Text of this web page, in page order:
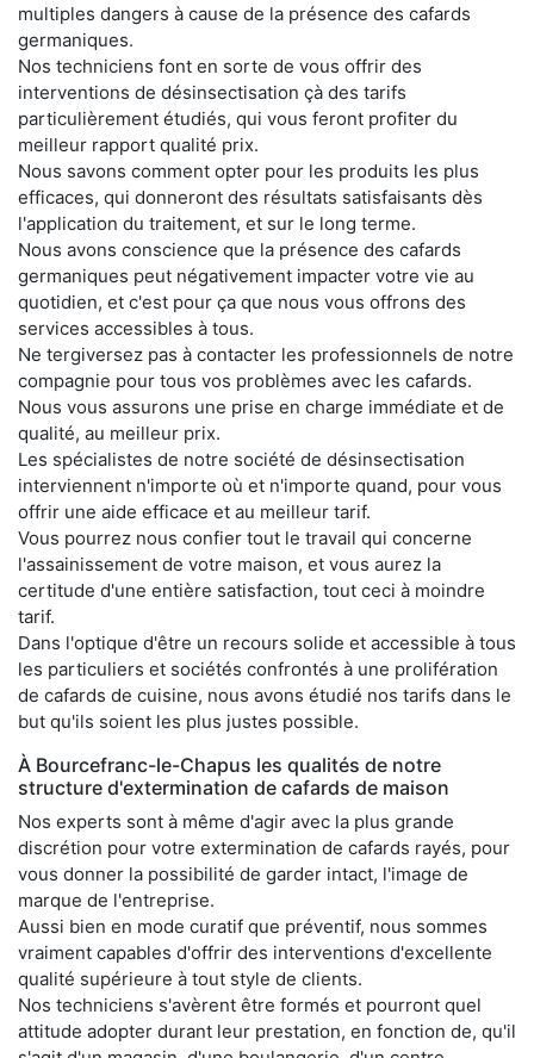
multiples dangers à cause de la présence des cafards
germaniques.
Nos techniciens font en sorte de vous offrir des
interventions de désinsectisation çà des tarifs
particulièrement étudiés, qui vous feront profiter du
meilleur rapport qualité prix.
Nous savons comment opter pour les produits les plus
efficaces, qui donneront des résultats satisfaisants dès
l'application du traitement, et sur le long terme.
Nous avons conscience que la présence des cafards
germaniques peut négativement impacter votre vie au
quotidien, et c'est pour ça que nous vous offrons des
services accessibles à tous.
Ne tergiversez pas à contacter les professionnels de notre
compagnie pour tous vos problèmes avec les cafards.
Nous vous assurons une prise en charge immédiate et de
qualité, au meilleur prix.
Les spécialistes de notre société de désinsectisation
interviennent n'importe où et n'importe quand, pour vous
offrir une aide efficace et au meilleur tarif.
Vous pourrez nous confier tout le travail qui concerne
l'assainissement de votre maison, et vous aurez la
certitude d'une entière satisfaction, tout ceci à moindre
tarif.
Dans l'optique d'être un recours solide et accessible à tous
les particuliers et sociétés confrontés à une prolifération
de cafards de cuisine, nous avons étudié nos tarifs dans le
but qu'ils soient les plus justes possible.
À Bourcefranc-le-Chapus les qualités de notre
structure d'extermination de cafards de maison
Nos experts sont à même d'agir avec la plus grande
discrétion pour votre extermination de cafards rayés, pour
vous donner la possibilité de garder intact, l'image de
marque de l'entreprise.
Aussi bien en mode curatif que préventif, nous sommes
vraiment capables d'offrir des interventions d'excellente
qualité supérieure à tout style de clients.
Nos techniciens s'avèrent être formés et pourront quel
attitude adopter durant leur prestation, en fonction de, qu'il